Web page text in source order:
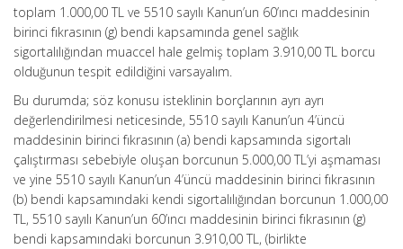
toplam 1.000,00 TL ve 5510 sayılı Kanun’un 60’ıncı maddesinin
birinci fıkrasının (g) bendi kapsamında genel sağlık
sigortalılığından muaccel hale gelmiş toplam 3.910,00 TL borcu
olduğunun tespit edildiğini varsayalım.
Bu durumda; söz konusu isteklinin borçlarının ayrı ayrı
değerlendirilmesi neticesinde, 5510 sayılı Kanun’un 4’üncü
maddesinin birinci fıkrasının (a) bendi kapsamında sigortalı
çalıştırması sebebiyle oluşan borcunun 5.000,00 TL’yi aşmaması
ve yine 5510 sayılı Kanun’un 4’üncü maddesinin birinci fıkrasının
(b) bendi kapsamındaki kendi sigortalılığından borcunun 1.000,00
TL, 5510 sayılı Kanun’un 60’ıncı maddesinin birinci fıkrasının (g)
bendi kapsamındaki borcunun 3.910,00 TL, (birlikte